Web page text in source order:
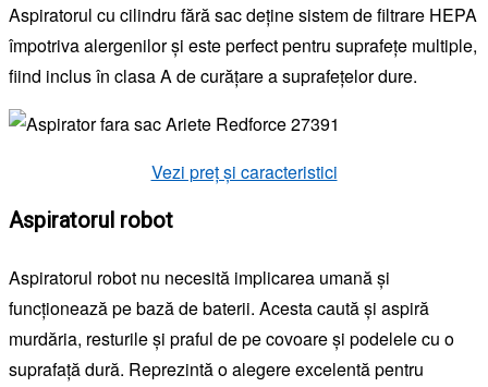
Aspiratorul cu cilindru fără sac deține sistem de filtrare HEPA
împotriva alergenilor și este perfect pentru suprafețe multiple,
fiind inclus în clasa A de curățare a suprafețelor dure.
Vezi preț și caracteristici
Aspiratorul robot
Aspiratorul robot nu necesită implicarea umană și
funcționează pe bază de baterii. Acesta caută și aspiră
murdăria, resturile și praful de pe covoare și podelele cu o
suprafață dură. Reprezintă o alegere excelentă pentru